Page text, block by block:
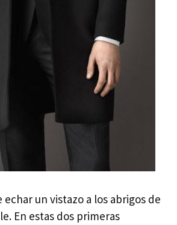
echar un vistazo a los abrigos de
En estas dos primeras